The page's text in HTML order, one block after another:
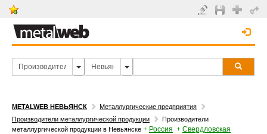
METALWEB НЕВЬЯНСК
Металлургические предприятия
Производители металлургической продукции
Производители
металлургической продукции в Невьянске + Россия + Свердловская